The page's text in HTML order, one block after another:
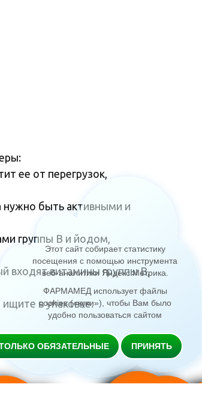
ее от перегрузок,
нужно быть активными и
группы В и йодом,
входят витамины группы В,
в упаковке.
Этот сайт собирает статистику
посещения с помощью инструмента
веб-аналитики Яндекс.Метрика
ФАРМАМЕД использует файлы
cookies («куки»), чтобы Вам было
удобно пользоваться сайтом
ОБЯЗАТЕЛЬНЫЕ ПРИНЯТЬ